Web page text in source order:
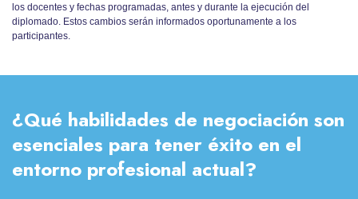
los docentes y fechas programadas, antes y durante la ejecución del
diplomado. Estos cambios serán informados oportunamente a los
participantes.
¿Qué habilidades de negociación son
esenciales para tener éxito en el
entorno profesional actual?